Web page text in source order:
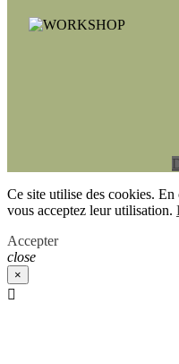
Ce site utilise des cookies.
vous acceptez leur utilisation.
Accepter
close
×
